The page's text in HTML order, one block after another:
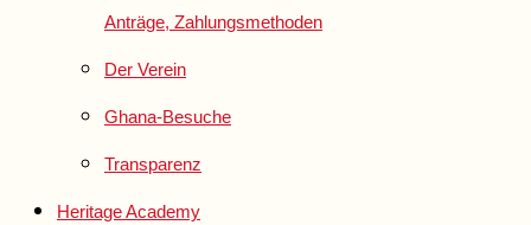
Anträge, Zahlungsmethoden
Der Verein
Ghana-Besuche
Transparenz
Heritage Academy